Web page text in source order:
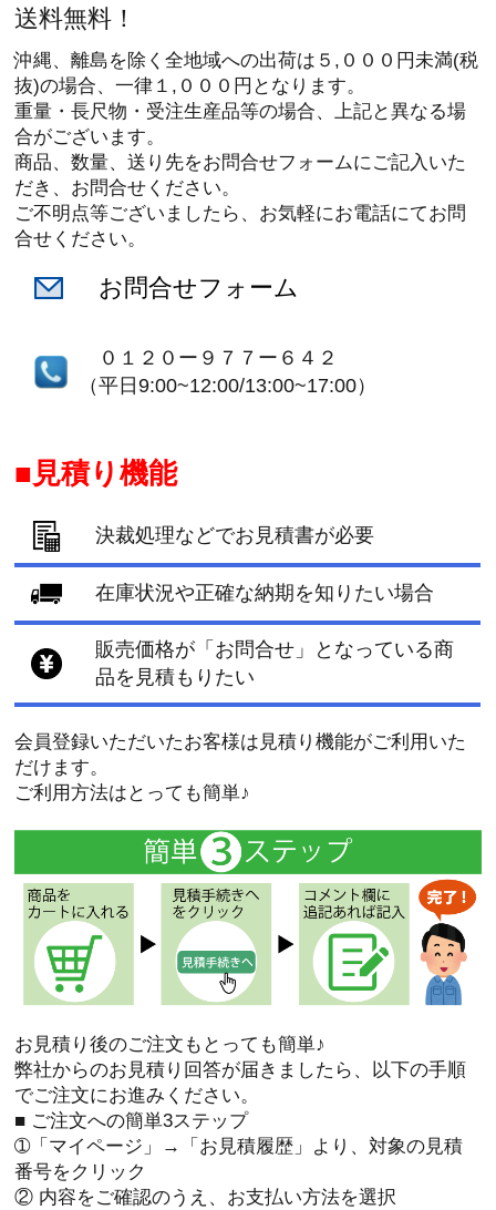
送料無料！
沖縄、離島を除く全地域への出荷は５,０００円未満(税
抜)の場合、一律１,０００円となります。
重量・長尺物・受注生産品等の場合、上記と異なる場
合がございます。
商品、数量、送り先をお問合せフォームにご記入いた
だき、お問合せください。
ご不明点等ございましたら、お気軽にお電話にてお問
合せください。
お問合せフォーム
０１２０ー９７７ー６４２
（平日9:00~12:00/13:00~17:00）
見積り機能
決裁処理などでお見積書が必要
在庫状況や正確な納期を知りたい場合
販売価格が「お問合せ」となっている商
品を見積もりたい
会員登録いただいたお客様は見積り機能がご利用いた
だけます。
ご利用方法はとっても簡単♪
お見積り後のご注文もとっても簡単♪
弊社からのお見積り回答が届きましたら、以下の手順
でご注文にお進みください。
■ ご注文への簡単3ステップ
➀「マイページ」→「お見積履歴」より、対象の見積
番号をクリック
② 内容をご確認のうえ、お支払い方法を選択